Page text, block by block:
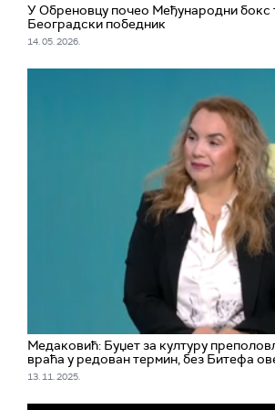
У Обреновцу почео Међународни бокс
Београдски победник
14. 05. 2026.
Медаковић: Буџет за културу
враћа у редован термин, без Битефа
13. 11. 2025.